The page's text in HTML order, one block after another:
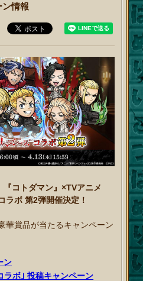
ン情報
コトダマン』×TVアニメ
ラボ 第2弾開催決定！
華賞品が当たるキャンペーン
ン
ラボ｣ 投稿キャンペーン